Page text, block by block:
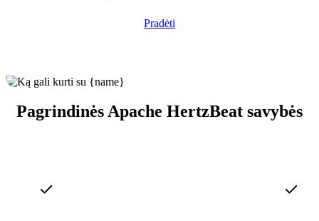
Pradėti
Pagrindinės Apache HertzBeat savybės